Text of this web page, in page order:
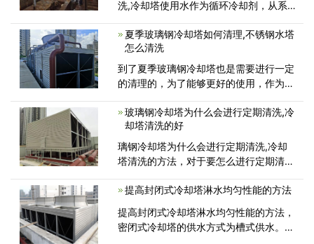
洗,冷却塔使用水作为循环冷却剂，从系
辐射散热等原理，分散工业和冷却空调产
生的馀热，降低水温的蒸发散热装置因
此，为了保证冷却塔的正常使用不能清
夏季玻璃钢冷却塔如何清理,不锈钢水塔
怎么清洗
到了夏季玻璃钢冷却塔也是需要进行一定
的清理的，为了能够更好的使用，作为冷
如何清理的问题，有必要带大家一起学习
一下
玻璃钢冷却塔为什么会进行定期清洗,冷
却塔清洗的好
璃钢冷却塔为什么会进行定期清洗,冷却
塔清洗的方法，对于要怎么进行定期清洗
能空调带大家共同了解一下具体定期冷却
塔清洗的好处有哪些!
提高封闭式冷却塔淋水均匀性能的方法
提高封闭式冷却塔淋水均匀性能的方法，
密闭式冷却塔的供水方式为槽式供水。检